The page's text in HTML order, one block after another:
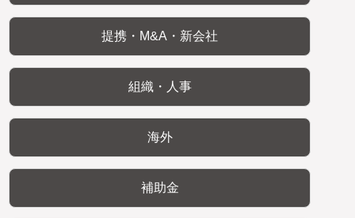
提携・M&A・新会社
組織・人事
海外
補助金